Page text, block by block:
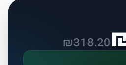
₪318.20